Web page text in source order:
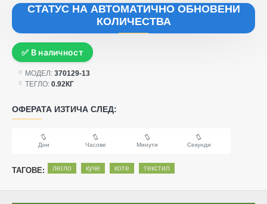
СТАТУС НА АВТОМАТИЧНО ОБНОВЕНИ
КОЛИЧЕСТВА
✅ В наличност
МОДЕЛ: 370129-13
ТЕГЛО: 0.92КГ
ОФЕРАТА ИЗТИЧА СЛЕД:
Дни Часове Минути Секунди
ТАГОВЕ: легло куче коте текстил